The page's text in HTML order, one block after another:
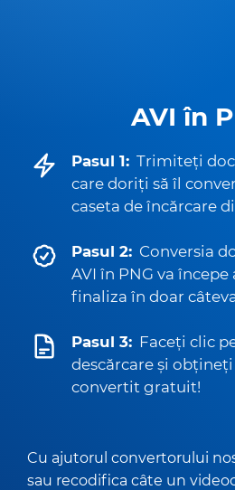
AVI în
Pasul 1: Trimiteți
care doriți să îl
caseta de încărcare
Pasul 2: Conversia
AVI în PNG va
finaliza în doar
Pasul 3: Faceți clic
descărcare și
convertit gratuit!
Cu ajutorul convertorului
sau recodifica câte un